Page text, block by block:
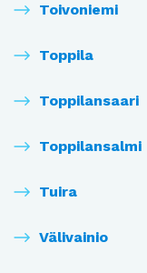
Toivoniemi
Toppila
Toppilansaari
Toppilansalmi
Tuira
Välivainio